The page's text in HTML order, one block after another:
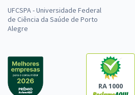
UFCSPA - Universidade Federal
de Ciência da Saúde de Porto
Alegre
RA 1000